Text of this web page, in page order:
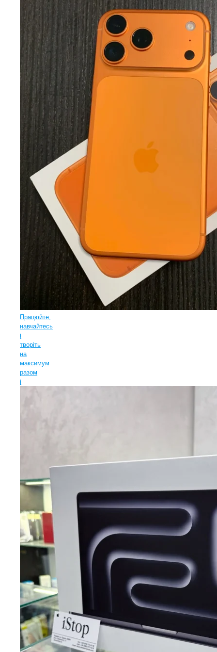
Працюйте,
навчайтесь
і
творіть
на
максимум
разом
і